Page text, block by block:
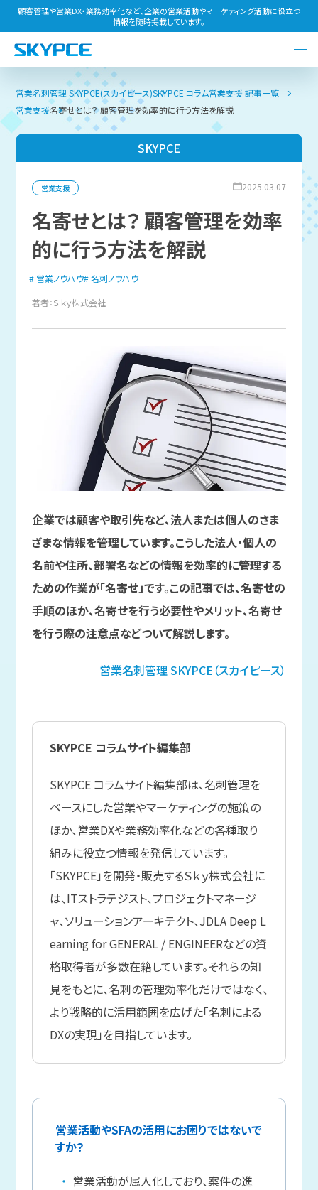
顧客管理や営業DX・業務効率化など、企業の営業活動やマーケティング活動に役立つ
情報を随時掲載しています。
営業名刺管理 SKYPCE(スカイピース)SKYPCE コラム営業支援 記事一覧
営業支援名寄せとは？ 顧客管理を効率的に行う方法を解説
SKYPCE
営業支援 2025.03.07
名寄せとは？ 顧客管理を効率
的に行う方法を解説
営業ノウハウ
名刺ノウハウ
著者：Ｓｋｙ株式会社
企業では顧客や取引先など、法人または個人のさま
ざまな情報を管理しています。こうした法人・個人の
名前や住所、部署名などの情報を効率的に管理する
ための作業が「名寄せ」です。この記事では、名寄せの
手順のほか、名寄せを行う必要性やメリット、名寄せ
を行う際の注意点などついて解説します。
営業名刺管理SKYPCE（スカイピース）
SKYPCE コラムサイト編集部
SKYPCE コラムサイト編集部は、名刺管理を
ベースにした営業やマーケティングの施策の
ほか、営業DXや業務効率化などの各種取り
組みに役立つ情報を発信しています。
「SKYPCE」を開発・販売するＳｋｙ株式会社に
は、ITストラテジスト、プロジェクトマネージ
ャ、ソリューションアーキテクト、JDLA Deep L
earning for GENERAL / ENGINEERなどの資
格取得者が多数在籍しています。それらの知
見をもとに、名刺の管理効率化だけではなく、
より戦略的に活用範囲を広げた「名刺による
DXの実現」を目指しています。
営業活動やSFAの活用にお困りではないで
すか？
営業活動が属人化しており、案件の進